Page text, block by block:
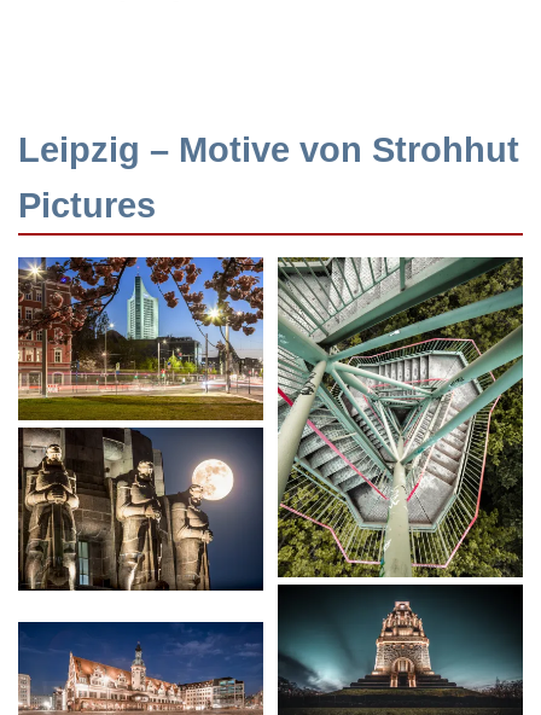
Leipzig – Motive von Strohhut
Pictures